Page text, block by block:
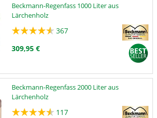
Beckmann-Regenfass 1000 Liter aus
Lärchenholz
367
309,95 €
Beckmann-Regenfass 2000 Liter aus
Lärchenholz
117